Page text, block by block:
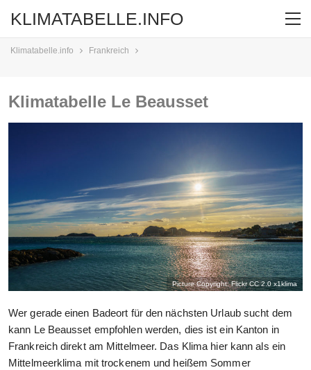
KLIMATABELLE.INFO
Klimatabelle.info Frankreich
Klimatabelle Le Beausset
Picture Copyright: Flickr CC 2.0x1klima
Wer gerade einen Badeort für den nächsten Urlaub sucht dem
kann Le Beausset empfohlen werden, dies ist ein Kanton in
Frankreich direkt am Mittelmeer. Das Klima hier kann als ein
Mittelmeerklima mit trockenem und heißem Sommer